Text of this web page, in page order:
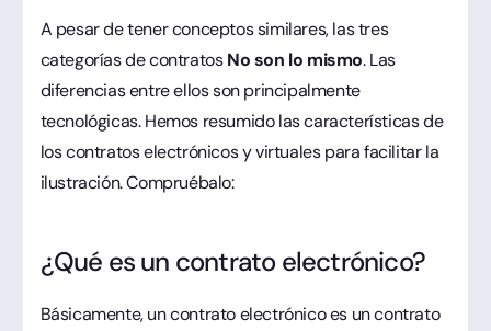
A pesar de tener conceptos similares, las tres
categorías de contratosNo son lo mismo. Las
diferencias entre ellos son principalmente
tecnológicas. Hemos resumido las características de
los contratos electrónicos y virtuales para facilitar la
ilustración. Compruébalo:
¿Qué es un contrato electrónico?
Básicamente, un contrato electrónico es un contrato